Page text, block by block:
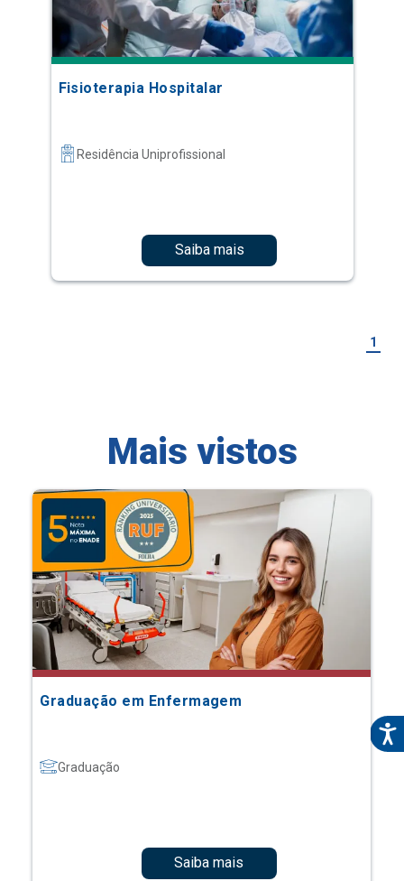
Fisioterapia Hospitalar
Residência Uniprofissional
Saiba mais
1
Mais vistos
Graduação em Enfermagem
Graduação
Saiba mais